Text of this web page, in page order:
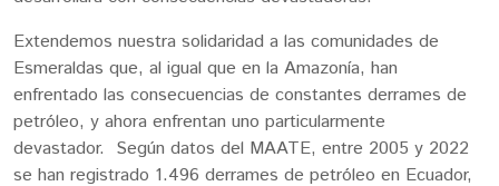
Extendemos nuestra solidaridad a las comunidades de
Esmeraldas que, al igual que en la Amazonía, han
enfrentado las consecuencias de constantes derrames de
petróleo, y ahora enfrentan uno particularmente
devastador. Según datos del MAATE, entre 2005 y 2022
se han registrado 1.496 derrames de petróleo en Ecuador,